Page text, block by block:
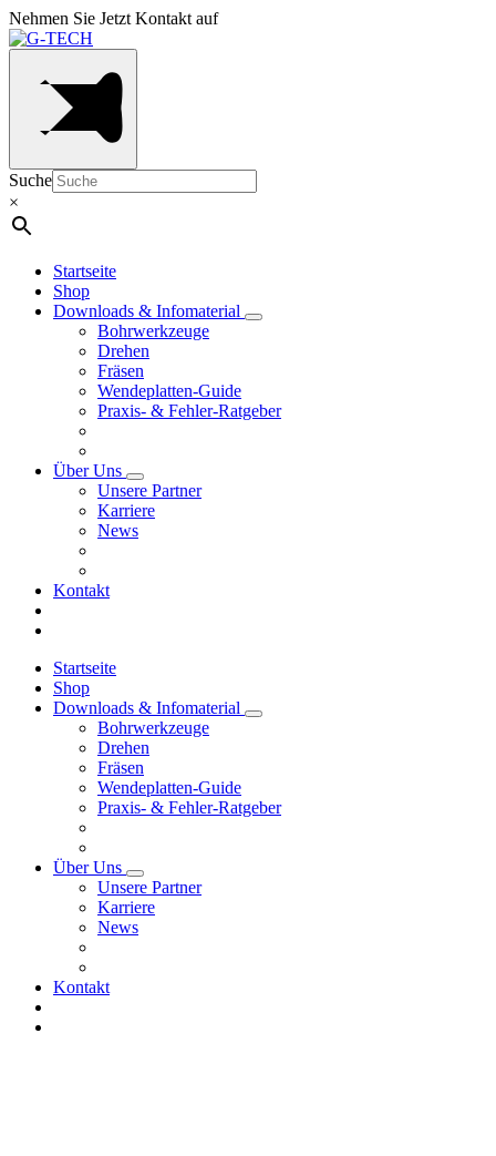
Nehmen Sie Jetzt Kontakt auf
Suche
×
Startseite
Shop
Downloads & Infomaterial
Bohrwerkzeuge
Drehen
Fräsen
Wendeplatten-Guide
Praxis- & Fehler-Ratgeber
Über Uns
Unsere Partner
Karriere
News
Kontakt
Startseite
Shop
Downloads & Infomaterial
Bohrwerkzeuge
Drehen
Fräsen
Wendeplatten-Guide
Praxis- & Fehler-Ratgeber
Über Uns
Unsere Partner
Karriere
News
Kontakt